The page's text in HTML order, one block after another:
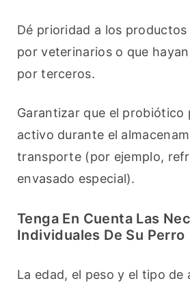
Dé prioridad a los
por veterinarios o que
por terceros.
Garantizar que el probiótico
activo durante el
transporte (por ejemplo,
envasado especial).
Tenga En Cuenta Las
Individuales De Su Perro
La edad, el peso y el tipo de